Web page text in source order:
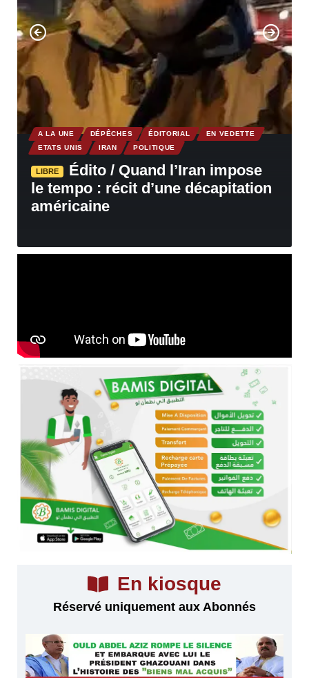
A LA UNE DÉPÊCHES ÉDITORIAL
EN VEDETTE
ETATS UNIS
IRAN POLITIQUE
LIBRE
Édito / Quand l’Iran impose
le tempo : récit d’une décapitation
américaine
En kiosque
Réservé uniquement aux Abonnés